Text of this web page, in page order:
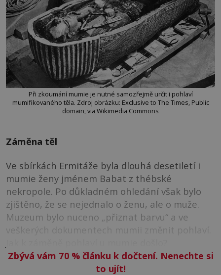
Při zkoumání mumie je nutné samozřejmě určit i pohlaví
mumifikovaného těla. Zdroj obrázku: Exclusive to The Times, Public
domain, via Wikimedia Commons
Záměna těl
Ve sbírkách Ermitáže byla dlouhá desetiletí i
mumie ženy jménem Babat z thébské
nekropole. Po důkladném ohledání však bylo
zjištěno, že se nejednalo o ženu, ale o muže.
Muzeum bylo nuceno „přiznat barvu“ a ve
veškerých dokumentech mumii změnit pohlaví.
Zbývá vám 70 %článku k dočtení. Nenechte si
to ujít!